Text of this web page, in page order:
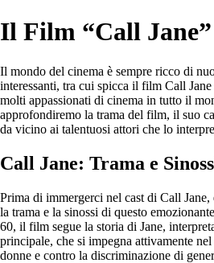
Il Film “Call
Il mondo del cinema è sempre ricco di
interessanti, tra cui spicca il film Call
molti appassionati di cinema in tutto il
approfondiremo la trama del film, il suo
da vicino ai talentuosi attori che lo
Call Jane: Trama e
Prima di immergerci nel cast di Call
la trama e la sinossi di questo
60, il film segue la storia di Jane,
principale, che si impegna attivamente
donne e contro la discriminazione di